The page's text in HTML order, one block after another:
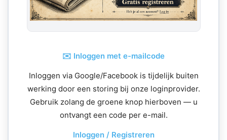
✉️ Inloggen met e-mailcode
Inloggen via Google/Facebook is tijdelijk buiten
werking door een storing bij onze loginprovider.
Gebruik zolang de groene knop hierboven — u
ontvangt een code per e-mail.
Inloggen / Registreren